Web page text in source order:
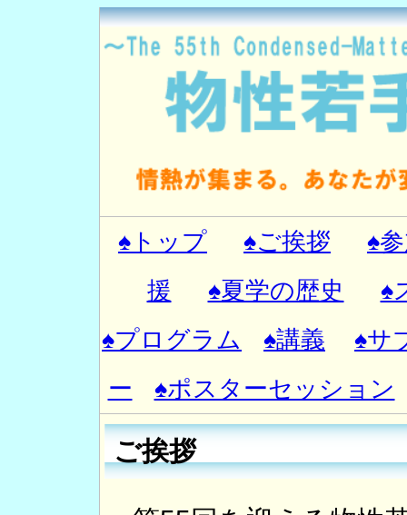
♠トップ ♠ご挨拶
♠
援
♠夏学の歴史
♠
♠プログラム
♠講義
♠サ
ー
♠ポスターセッション
ご挨拶